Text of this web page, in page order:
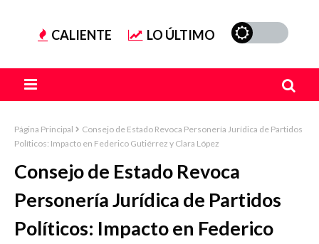
CALIENTE LO ÚLTIMO
Página Principal
Consejo de Estado Revoca Personería Jurídica de Partidos
Políticos: Impacto en Federico Gutiérrez y Clara López
Consejo de Estado Revoca
Personería Jurídica de Partidos
Políticos: Impacto en Federico